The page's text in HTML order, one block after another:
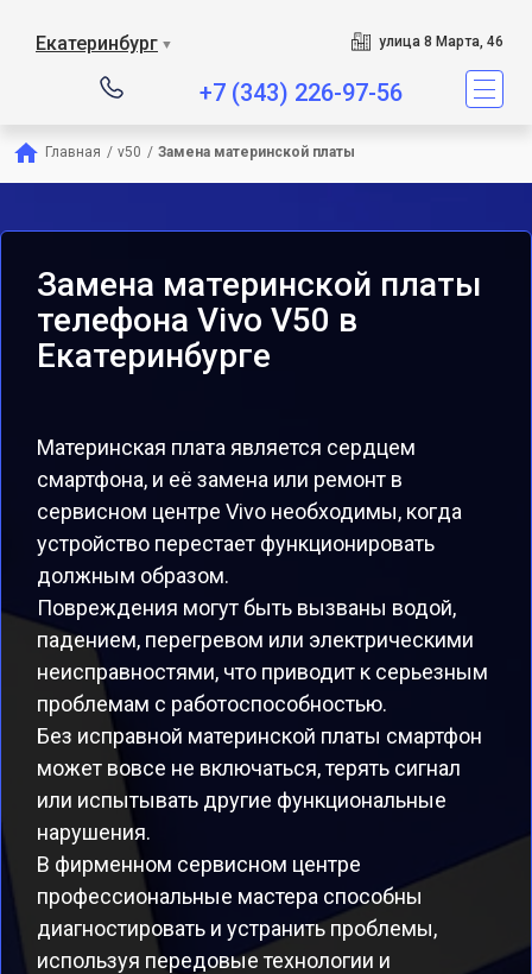
Екатеринбург ▼ улица 8 Марта, 46
+7 (343) 226-97-56
Главная / v50 / Замена материнской платы
Замена материнской платы
телефона Vivo V50 в
Екатеринбурге
Материнская плата является сердцем
смартфона, и её замена или ремонт в
сервисном центре Vivo необходимы, когда
устройство перестает функционировать
должным образом.
Повреждения могут быть вызваны водой,
падением, перегревом или электрическими
неисправностями, что приводит к серьезным
проблемам с работоспособностью.
Без исправной материнской платы смартфон
может вовсе не включаться, терять сигнал
или испытывать другие функциональные
нарушения.
В фирменном сервисном центре
профессиональные мастера способны
диагностировать и устранить проблемы,
используя передовые технологии и